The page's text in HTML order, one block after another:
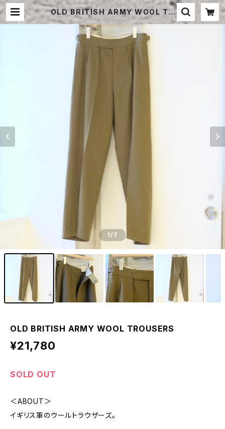
OLD BRITISH ARMY WOOL TR
OUSERS | STRAYSHEEP ONLI
NE
1/7
OLD BRITISH ARMY WOOL TROUSERS
¥21,780
SOLD OUT
＜ABOUT＞
イギリス軍のウールトラウザーズ。